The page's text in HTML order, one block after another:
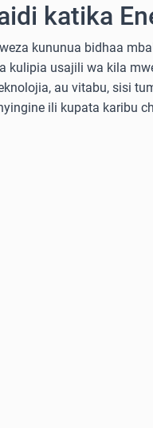
katika
kununua bidhaa
kulipia usajili wa kila
au vitabu, sisi
ili kupata karibu